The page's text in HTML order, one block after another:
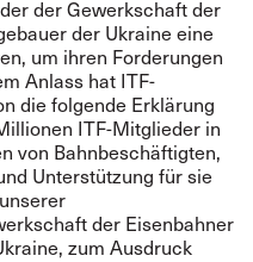
der Gewerkschaft der
der Ukraine eine
um ihren Forderungen
Anlass hat ITF-
die folgende Erklärung
ITF-Mitglieder in
von Bahnbeschäftigten,
Unterstützung für sie
der Eisenbahner
zum Ausdruck